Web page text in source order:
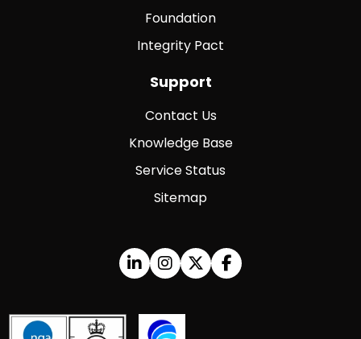
Foundation
Integrity Pact
Support
Contact Us
Knowledge Base
Service Status
Sitemap